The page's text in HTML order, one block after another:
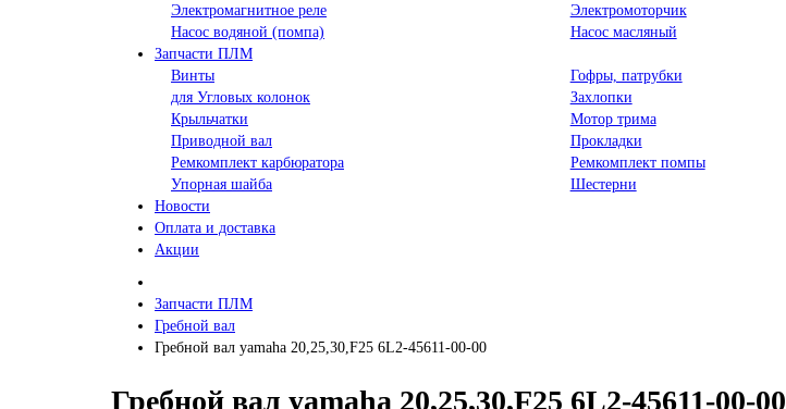
Электромагнитное реле
Электромоторчик
Насос водяной (помпа)
Насос масляный
Запчасти ПЛМ
Винты
Гофры, патрубки
для Угловых колонок
Захлопки
Крыльчатки
Мотор трима
Приводной вал
Прокладки
Ремкомплект карбюратора
Ремкомплект помпы
Упорная шайба
Шестерни
Новости
Оплата и доставка
Акции
Запчасти ПЛМ
Гребной вал
Гребной вал yamaha 20,25,30,F25 6L2-45611-00-00
Гребной вал yamaha 20,25,30,F25 6L2-45611-00-00